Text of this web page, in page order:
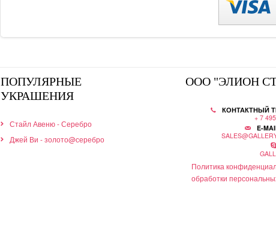
ПОПУЛЯРНЫЕ
УКРАШЕНИЯ
Стайл Авеню - Серебро
Джей Ви - золото@серебро
ООО "ЭЛИОН
КОНТАКТНЫЙ
+ 7
E-
Политика
обработки